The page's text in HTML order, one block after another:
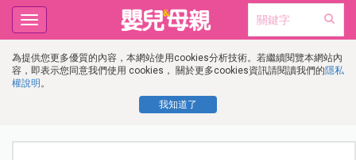
為提供您更多優質的內容，本網站使用cookies分析技術。若繼續閱覽本網站內
容，即表示您同意我們使用 cookies， 關於更多cookies資訊請閱讀我們的隱私
權說明 。
我知道了
Toggle
navigation